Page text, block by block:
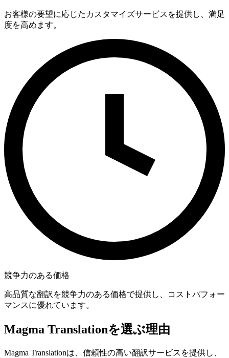
お客様の要望に応じたカスタマイズサービスを提供し、満足
度を高めます。
競争力のある価格
高品質な翻訳を競争力のある価格で提供し、コストパフォー
マンスに優れています。
Magma Translationを選ぶ理由
Magma Translationは、信頼性の高い翻訳サービスを提供し、